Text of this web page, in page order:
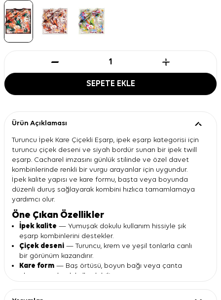
SEPETE EKLE
Ürün Açıklaması
Turuncu İpek Kare Çiçekli Eşarp, ipek eşarp kategorisi için
turuncu çiçek deseni ve siyah bordür sunan bir ipek twill
eşarp. Cacharel imzasını günlük stilinde ve özel davet
kombinlerinde renkli bir vurgu arayanlar için uygundur.
İpek kalite yapısı ve kare formu, başta veya boyunda
düzenli duruş sağlayarak kombini hızlıca tamamlamaya
yardımcı olur.
Öne Çıkan Özellikler
İpek kalite — Yumuşak dokulu kullanım hissiyle şık
eşarp kombinlerini destekler.
Çiçek deseni — Turuncu, krem ve yeşil tonlarla canlı
bir görünüm kazandırır.
Kare form — Baş örtüsü, boyun bağı veya çanta
aksesuarı olarak kullanılabilir.